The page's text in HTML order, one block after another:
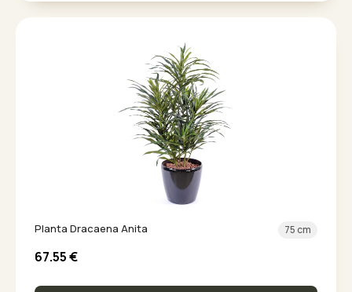
Planta Dracaena Anita 75 cm
67.55€